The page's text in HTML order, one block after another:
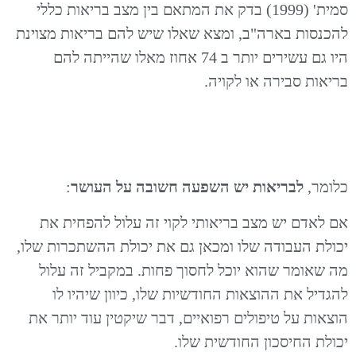
סמית' (1999) בדק את המתאם בין מצב בריאות כללי
להכנסות בארה"ב, ומצא שאלו שיש להם בריאות מצוינת
היו גם עשירים יותר ב 74 אחוז מאלו שהייתה להם
בריאות סבירה או לקויה.
כלומר, לבריאות יש השפעה חשובה על העושר:
אם לאדם יש מצב בריאותי לקוי זה עלול להפחית את
יכולת העבודה שלו ומכאן גם את יכולת ההשתכרות שלו,
מה שאומר שהוא יוכל לחסוך פחות. במקביל זה עלול
להגדיל את ההוצאות החודשיות שלו, כיוון שיהיו לו
הוצאות על טיפולים רפואיים, דבר שיקטין עוד יותר את
יכולת החיסכון החודשית שלו.